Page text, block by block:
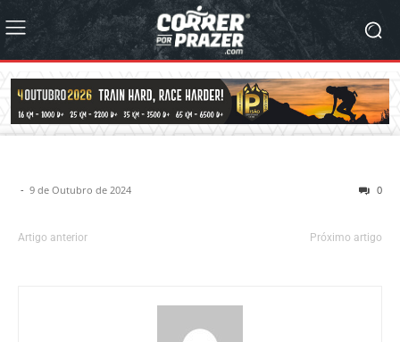
- 9 de Outubro de 2024 0
Artigo anterior Próximo artigo